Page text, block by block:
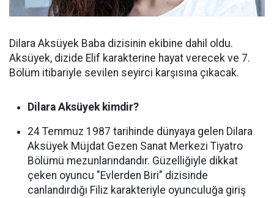
Dilara Aksüyek Baba dizisinin ekibine dahil oldu.
Aksüyek, dizide Elif karakterine hayat verecek ve 7.
Bölüm itibariyle sevilen seyirci karşısına çıkacak.
Dilara Aksüyek kimdir?
24 Temmuz 1987 tarihinde dünyaya gelen Dilara
Aksüyek Müjdat Gezen Sanat Merkezi Tiyatro
Bölümü mezunlarındandır. Güzelliğiyle dikkat
çeken oyuncu "Evlerden Biri" dizisinde
canlandırdığı Filiz karakteriyle oyunculuğa giriş